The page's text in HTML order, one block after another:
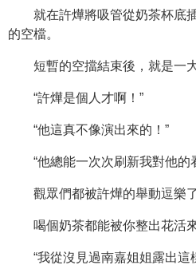
就在許燁將吸管從奶茶杯底
的空檔。
短暫的空擋結束後，就是一
“許燁是個人才啊！”
“他這真不像演出來的！”
“他總能一次次刷新我對他的
觀眾們都被許燁的舉動逗樂了
喝個奶茶都能被你整出花活
“我從沒見過南嘉姐姐露出這